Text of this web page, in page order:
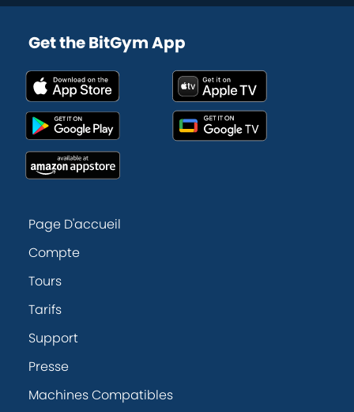
Get the BitGym App
Page D'accueil
Compte
Tours
Tarifs
Support
Presse
Machines Compatibles